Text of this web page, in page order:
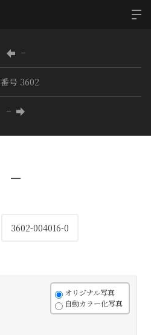
−
号 3602
−
−
3602-004016-0
オリジナル写真
自動カラー化写真